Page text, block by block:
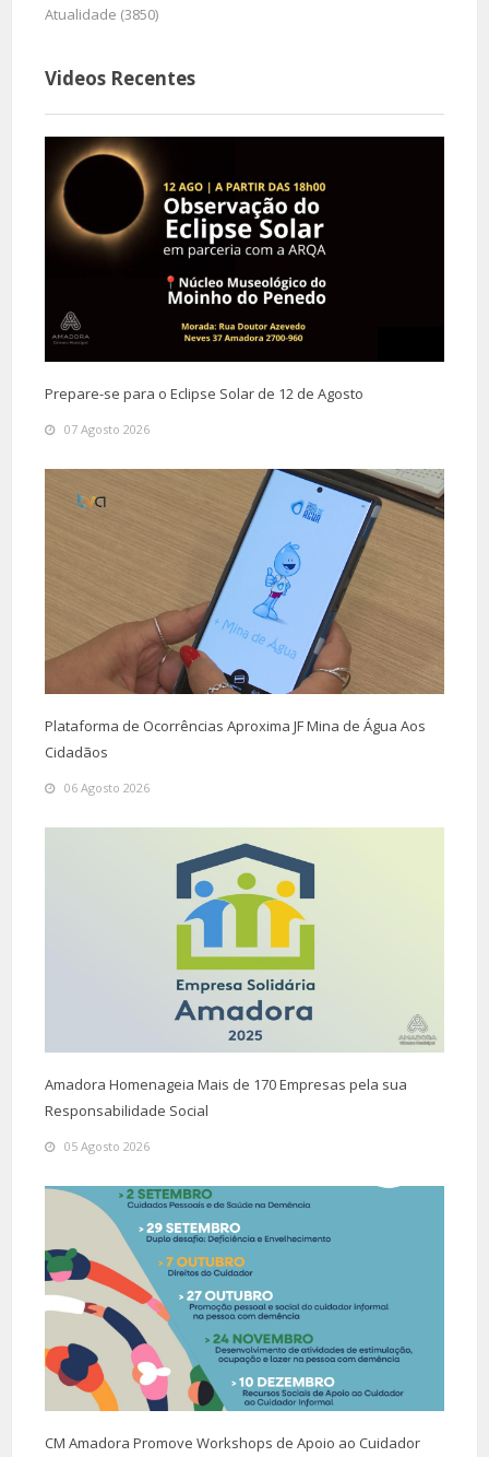
Atualidade (3850)
Videos Recentes
Prepare-se para o Eclipse Solar de 12 de Agosto
07 Agosto 2026
Plataforma de Ocorrências Aproxima JF Mina de Água Aos
Cidadãos
06 Agosto 2026
Amadora Homenageia Mais de 170 Empresas pela sua
Responsabilidade Social
05 Agosto 2026
CM Amadora Promove Workshops de Apoio ao Cuidador